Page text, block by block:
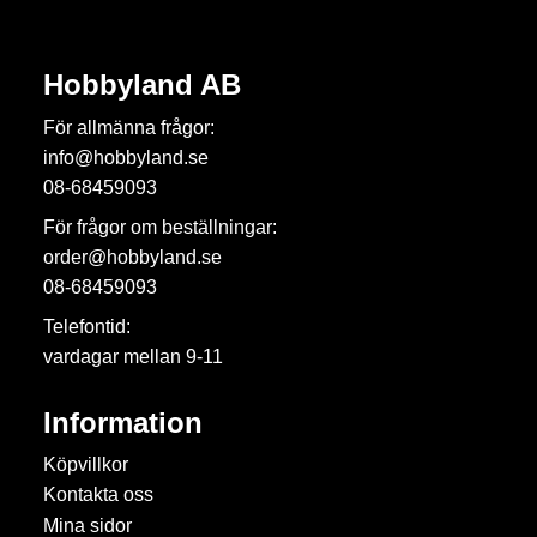
Hobbyland AB
För allmänna frågor:
info@hobbyland.se
08-68459093
För frågor om beställningar:
order@hobbyland.se
08-68459093
Telefontid:
vardagar mellan 9-11
Information
Köpvillkor
Kontakta oss
Mina sidor